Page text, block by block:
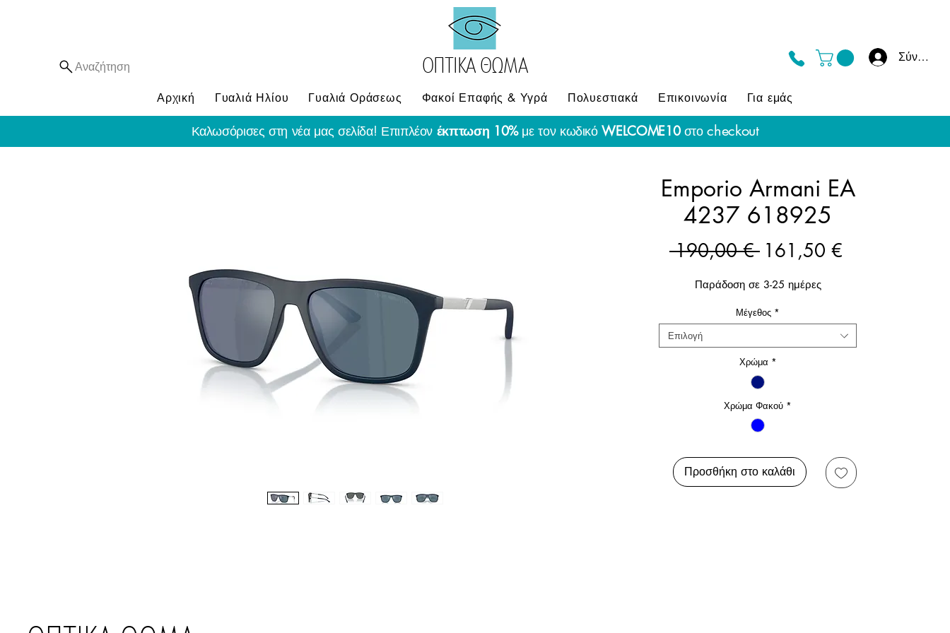
Αναζήτηση ΟΠΤΙΚΑ ΘΩΜΑ Σύνδεση
Αρχική Γυαλιά Ηλίου Γυαλιά Οράσεως Φακοί Επαφής & Υγρά Πολυεστιακά Επικοινωνία Για εμάς
Καλωσόρισες στη νέα μας σελίδα! Επιπλέον έκπτωση 10%με τον κωδικόWELCOME10στοcheckout
Emporio Armani EA
4237 618925
190,00 € Κανονική
161,50 €
Παράδοση σε 3-25 ημέρες
Μέγεθος *
Επιλογή
Χρώμα *
Χρώμα Φακού *
Προσθήκη στο καλάθι